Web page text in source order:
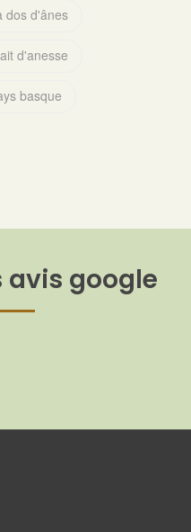
dos d'ânes
d'anesse
basque
avis google